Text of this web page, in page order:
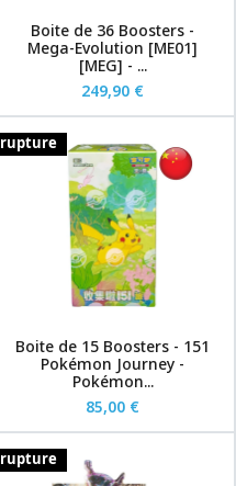
Boite de 36 Boosters -
Mega-Evolution [ME01]
[MEG] - ...
249,90 €
rupture
Boite de 15 Boosters - 151
Pokémon Journey -
Pokémon...
85,00 €
rupture